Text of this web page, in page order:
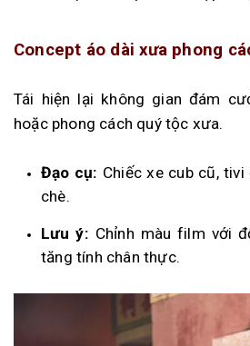
Concept áo dài xưa phong
Tái hiện lại không gian đám
hoặc phong cách quý tộc xưa.
Đạo cụ: Chiếc xe cub cũ,
chè.
Lưu ý: Chỉnh màu film với
tăng tính chân thực.